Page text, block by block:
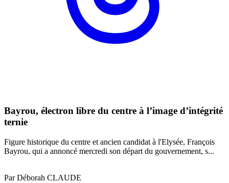
Bayrou, électron libre du centre à l’image d’intégrité
ternie
Figure historique du centre et ancien candidat à l'Elysée, François
Bayrou, qui a annoncé mercredi son départ du gouvernement, s...
Par Déborah CLAUDE